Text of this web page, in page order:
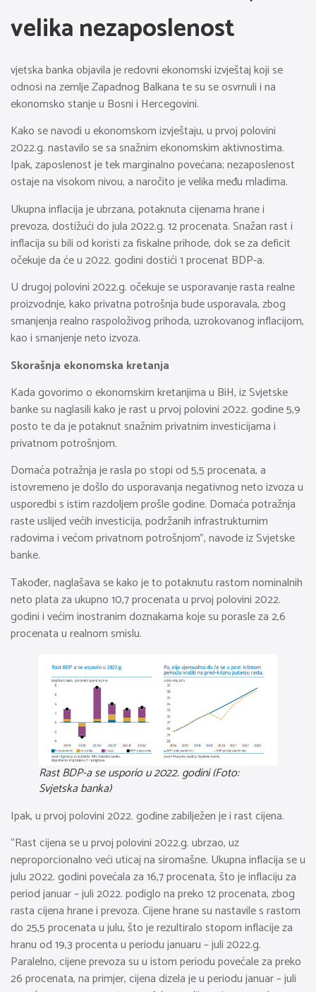
velika nezaposlenost
vjetska banka objavila je redovni ekonomski izvještaj koji se
odnosi na zemlje Zapadnog Balkana te su se osvrnuli i na
ekonomsko stanje u Bosni i Hercegovini.
Kako se navodi u ekonomskom izvještaju, u prvoj polovini
2022.g. nastavilo se sa snažnim ekonomskim aktivnostima.
Ipak, zaposlenost je tek marginalno povećana; nezaposlenost
ostaje na visokom nivou, a naročito je velika među mladima.
Ukupna inflacija je ubrzana, potaknuta cijenama hrane i
prevoza, dostižući do jula 2022.g. 12 procenata. Snažan rast i
inflacija su bili od koristi za fiskalne prihode, dok se za deficit
očekuje da će u 2022. godini dostići 1 procenat BDP-a.
U drugoj polovini 2022.g. očekuje se usporavanje rasta realne
proizvodnje, kako privatna potrošnja bude usporavala, zbog
smanjenja realno raspoloživog prihoda, uzrokovanog inflacijom,
kao i smanjenje neto izvoza.
Skorašnja ekonomska kretanja
Kada govorimo o ekonomskim kretanjima u BiH, iz Svjetske
banke su naglasili kako je rast u prvoj polovini 2022. godine 5,9
posto te da je potaknut snažnim privatnim investicijama i
privatnom potrošnjom.
Domaća potražnja je rasla po stopi od 5,5 procenata, a
istovremeno je došlo do usporavanja negativnog neto izvoza u
usporedbi s istim razdoljem prošle godine. Domaća potražnja
raste uslijed većih investicija, podržanih infrastrukturnim
radovima i većom privatnom potrošnjom”, navode iz Svjetske
banke.
Također, naglašava se kako je to potaknutu rastom nominalnih
neto plata za ukupno 10,7 procenata u prvoj polovini 2022.
godini i većim inostranim doznakama koje su porasle za 2,6
procenata u realnom smislu.
Rast BDP-a se usporio u 2022. godini (Foto:
Svjetska banka)
Ipak, u prvoj polovini 2022. godine zabilježen je i rast cijena.
“Rast cijena se u prvoj polovini 2022.g. ubrzao, uz
neproporcionalno veći uticaj na siromašne. Ukupna inflacija se u
julu 2022. godini povećala za 16,7 procenata, što je inflaciju za
period januar – juli 2022. podiglo na preko 12 procenata, zbog
rasta cijena hrane i prevoza. Cijene hrane su nastavile s rastom
do 25,5 procenata u julu, što je rezultiralo stopom inflacije za
hranu od 19,3 procenta u periodu januaru – juli 2022.g.
Paralelno, cijene prevoza su u istom periodu povećale za preko
26 procenata, na primjer, cijena dizela je u periodu januar – juli